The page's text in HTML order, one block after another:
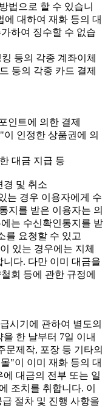
법으로 할 수 있습니
대하여 재화 등의 대
하여 징수할 수 없습
등의 각종 계좌이체
등의 각종 카드 결제
인트에 의한 결제
인정한 상품권에 의
대금 지급 등
경 및 취소
는 경우 이용자에게 수
지를 받은 이용자는 의
는 수신확인통지를 받
를 요청할 수 있고
있는 경우에는 지체
다. 다만 이미 대금을
회 등에 관한 규정에
시기에 관하여 별도의
한 날부터 7일 이내
문제작, 포장 등 기타의
"이 이미 재화 등의 대
대금의 전부 또는 일
조치를 취합니다. 이
절차 및 진행 사항을